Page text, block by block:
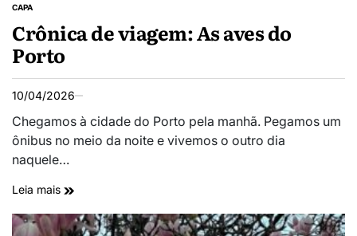
CAPA
Crônica de viagem: As aves do
Porto
10/04/2026
Chegamos à cidade do Porto pela manhã. Pegamos um
ônibus no meio da noite e vivemos o outro dia
naquele…
Leia mais